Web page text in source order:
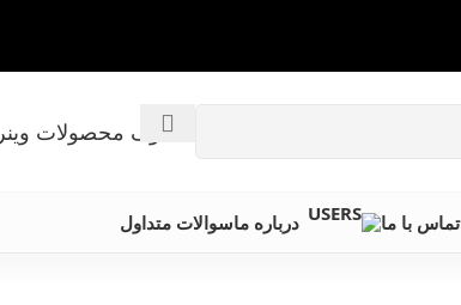
کاتالوگ محصولات وینر
تماس با ما درباره ماسوالات متداول